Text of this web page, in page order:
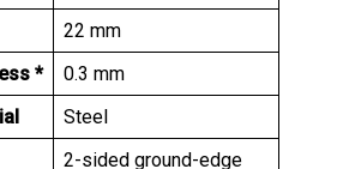
22 mm
*
0.3 mm
Steel
2-sided ground-edge